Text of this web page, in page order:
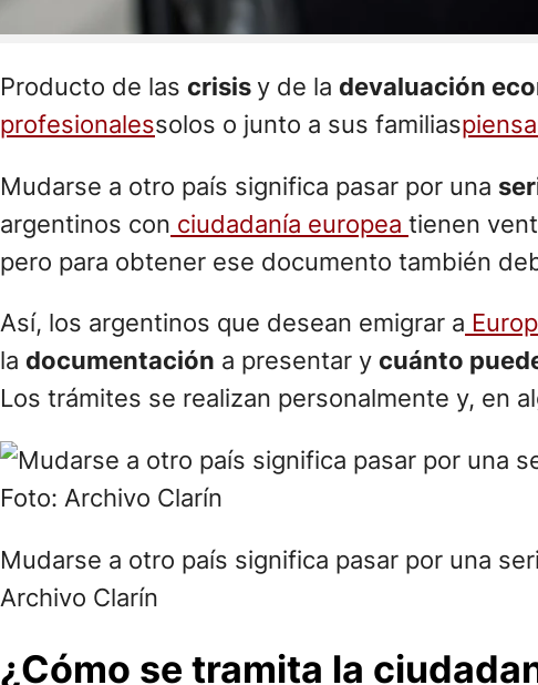
Producto de las crisis y de la devaluación
profesionalessolos o junto a sus familias
Mudarse a otro país significa pasar por una
argentinos con ciudadanía europea tienen
pero para obtener ese documento también
Así, los argentinos que desean emigrar a
la documentación a presentar y cuánto
Los trámites se realizan personalmente y, en
Mudarse a otro país significa pasar por una
Archivo Clarín
¿Cómo se tramita la